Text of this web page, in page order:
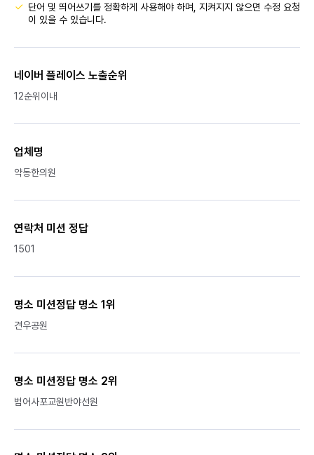
단어 및 띄어쓰기를 정확하게 사용해야 하며, 지켜지지 않으면 수정 요청
이 있을 수 있습니다.
네이버 플레이스 노출순위
12순위이내
업체명
약동한의원
연락처 미션 정답
1501
명소 미션정답 명소 1위
견우공원
명소 미션정답 명소 2위
범어사포교원반야선원